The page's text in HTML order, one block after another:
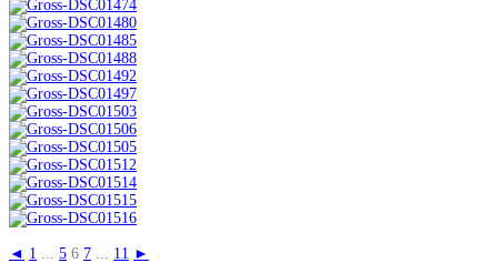
◄ 1 ... 5 6 7 ... 11 ►